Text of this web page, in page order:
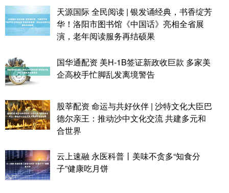
天源国际 全民阅读 | 银发诵经典，书香绽芳
华！洛阳市图书馆《中国话》亮相全省展
演，老年阅读服务再结硕果
国华通配资 美H-1B签证新政收巨款 多家美
企高校手忙脚乱发离境警告
股莘配资 命运与共好伙伴 | 沙特文化大臣巴
德尔亲王：推动沙中文化交流 共建多元和
合世界
云上速融 永医科普丨美味不贪多“知食分
子”健康吃月饼